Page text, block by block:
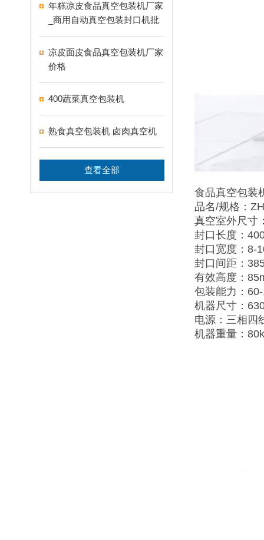
年糕凉皮食品真空包装机厂家
_商用自动真空包装封口机批
发价格
凉皮面皮食品真空包装机厂家
价格
400蔬菜真空包装机
熟食真空包装机 卤肉真空机
查看全部
食品真空包装
品名/规格：
真空室外尺寸
封口长度：
封口宽度：8-
封口间距：
有效高度：
包装能力：
机器尺寸：
电源：三相四
机器重量：